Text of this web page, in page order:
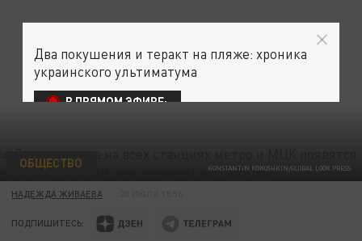
KONSTANTIN KOKOSHKIN/GLOBAL LOOK PRESS
ОБЩЕСТВО
НАДЕЖДА ЖИВАЕВА
ПОДПИШИТЕСЬ:
Два покушения и теракт на пляже: хроника
украинского ультиматума
В ПРЯМОМ ЭФИРЕ: